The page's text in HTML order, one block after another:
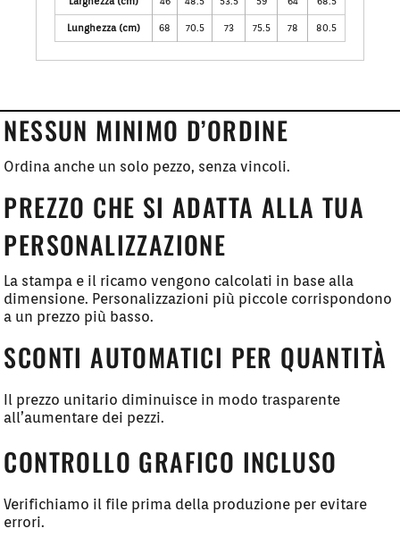
Lunghezza (cm) 68 70.5 73 75.5 78 80.5
NESSUN MINIMO D’ORDINE
Ordina anche un solo pezzo, senza vincoli.
PREZZO CHE SI ADATTA ALLA TUA
PERSONALIZZAZIONE
La stampa e il ricamo vengono calcolati in base alla
dimensione. Personalizzazioni più piccole corrispondono
a un prezzo più basso.
SCONTI AUTOMATICI PER QUANTITÀ
Il prezzo unitario diminuisce in modo trasparente
all’aumentare dei pezzi.
CONTROLLO GRAFICO INCLUSO
Verifichiamo il file prima della produzione per evitare
errori.